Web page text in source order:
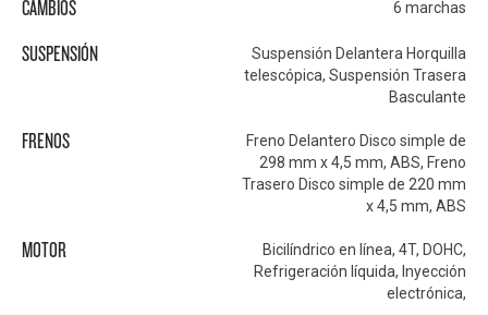
CAMBIOS 6 marchas
SUSPENSIÓN
Suspensión Delantera Horquilla
telescópica, Suspensión Trasera
Basculante
FRENOS
Freno Delantero Disco simple de
298 mm x 4,5 mm, ABS, Freno
Trasero Disco simple de 220 mm
x 4,5 mm, ABS
MOTOR
Bicilíndrico en línea, 4T, DOHC,
Refrigeración líquida, Inyección
electrónica,